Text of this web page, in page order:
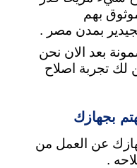
بهم
بمدن مصر .
بعد الان نحن
لك تجربة اصلاح
بجهازك
عن العمل من
.